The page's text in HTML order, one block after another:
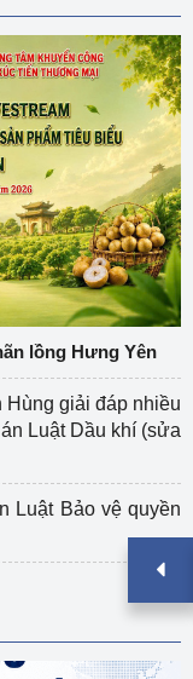
lồng Hưng Yên
giải đáp nhiều
Luật Dầu khí (sửa
Luật Bảo vệ quyền